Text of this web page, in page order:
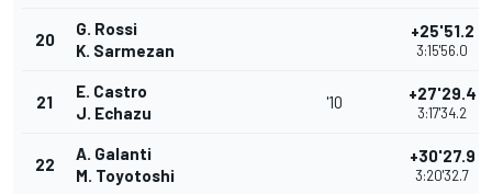
20
G. Rossi
K. Sarmezan
+25'51.2
3:15'56.0
21
E. Castro
J. Echazu
'10 +27'29.4
3:17'34.2
22
A. Galanti
M. Toyotoshi
+30'27.9
3:20'32.7